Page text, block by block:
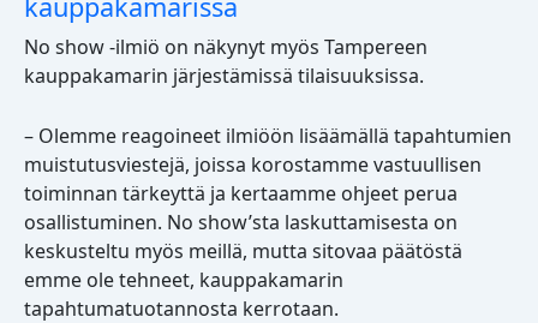
kauppakamarissa
No show -ilmiö on näkynyt myös Tampereen
kauppakamarin järjestämissä tilaisuuksissa.
– Olemme reagoineet ilmiöön lisäämällä tapahtumien
muistutusviestejä, joissa korostamme vastuullisen
toiminnan tärkeyttä ja kertaamme ohjeet perua
osallistuminen. No show’sta laskuttamisesta on
keskusteltu myös meillä, mutta sitovaa päätöstä
emme ole tehneet, kauppakamarin
tapahtumatuotannosta kerrotaan.